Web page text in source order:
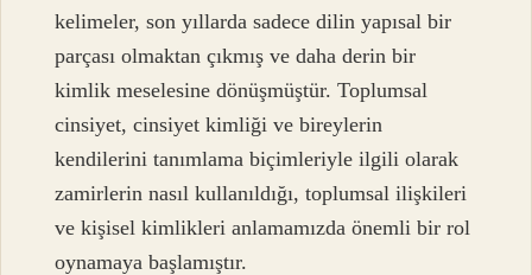
kelimeler, son yıllarda sadece dilin yapısal bir
parçası olmaktan çıkmış ve daha derin bir
kimlik meselesine dönüşmüştür. Toplumsal
cinsiyet, cinsiyet kimliği ve bireylerin
kendilerini tanımlama biçimleriyle ilgili olarak
zamirlerin nasıl kullanıldığı, toplumsal ilişkileri
ve kişisel kimlikleri anlamamızda önemli bir rol
oynamaya başlamıştır.